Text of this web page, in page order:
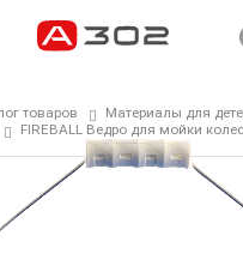
товаров
Материалы для
FIREBALL Ведро для мойки